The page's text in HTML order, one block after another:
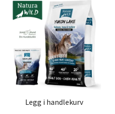
Legg i handlekurv